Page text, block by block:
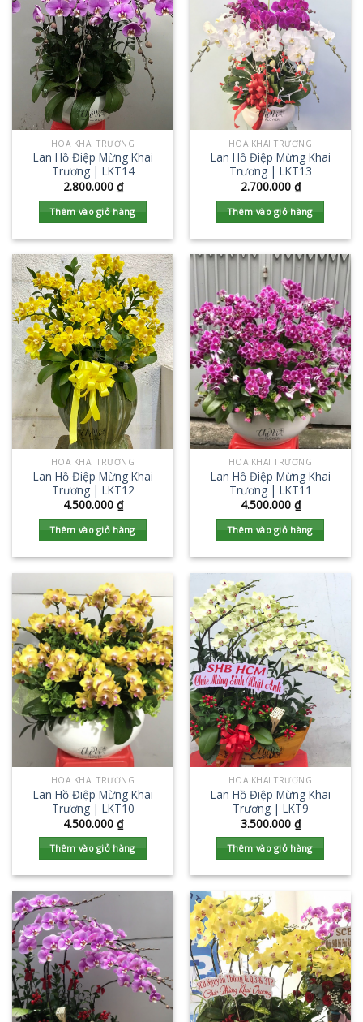
HOA KHAI TRƯƠNG
Lan Hồ Điệp Mừng Khai
Trương | LKT14
2.800.000 ₫
Thêm vào giỏ hàng
HOA KHAI TRƯƠNG
Lan Hồ Điệp Mừng Khai
Trương | LKT13
2.700.000 ₫
Thêm vào giỏ hàng
HOA KHAI TRƯƠNG
Lan Hồ Điệp Mừng Khai
Trương | LKT12
4.500.000 ₫
Thêm vào giỏ hàng
HOA KHAI TRƯƠNG
Lan Hồ Điệp Mừng Khai
Trương | LKT11
4.500.000 ₫
Thêm vào giỏ hàng
HOA KHAI TRƯƠNG
Lan Hồ Điệp Mừng Khai
Trương | LKT10
4.500.000 ₫
Thêm vào giỏ hàng
HOA KHAI TRƯƠNG
Lan Hồ Điệp Mừng Khai
Trương | LKT9
3.500.000 ₫
Thêm vào giỏ hàng